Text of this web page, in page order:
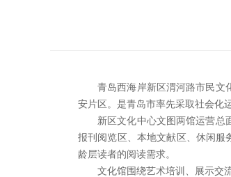
青岛西海岸新区渭河路市民文
安片区。是青岛市率先采取社会化
新区文化中心文图两馆运营总
报刊阅览区、本地文献区、休闲服
龄层读者的阅读需求。
文化馆围绕艺术培训、展示交